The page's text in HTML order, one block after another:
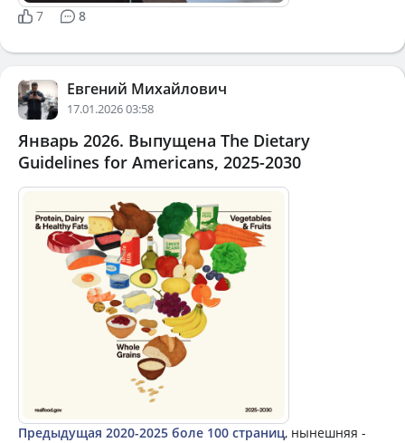
7 8
Евгений Михайлович
17.01.2026 03:58
Январь 2026. Выпущена The Dietary
Guidelines for Americans, 2025-2030
Предыдущая 2020-2025 боле 100 страниц, нынешняя -